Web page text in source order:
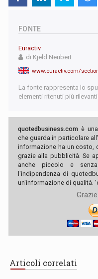
FONTE
Euractiv
di Kjeld Neubert
La fonte rappresenta lo
elementi ritenuti più rilevanti.
quotedbusiness.com è
che guarda in particolare
informazione ha un costo,
grazie alla pubblicità. Se
anche piccolo e
l'indipendenza di
un'informazione di qualità.
Articoli correlati